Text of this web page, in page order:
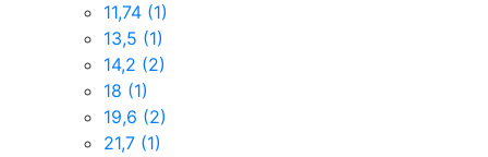
11,74 (1)
13,5 (1)
14,2 (2)
18 (1)
19,6 (2)
21,7 (1)